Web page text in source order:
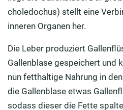
choledochus) stellt eine
inneren Organen her.
Die Leber produziert
Gallenblase gespeichert und
nun fetthaltige Nahrung in
die Gallenblase etwas
sodass dieser die Fette